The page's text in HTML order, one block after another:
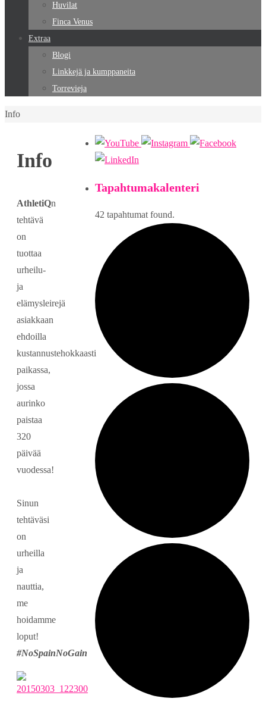
Huvilat
Finca Venus
Extraa
Blogi
Linkkejä ja kumppaneita
Torrevieja
Home
Info
Info
AthletiQn
tehtävä
on
tuottaa
urheilu-
ja
elämysleirejä
asiakkaan
ehdoilla
kustannustehokkaasti
paikassa,
jossa
aurinko
paistaa
320
päivää
vuodessa!
Sinun
tehtäväsi
on
urheilla
ja
nauttia,
me
hoidamme
loput!
#NoSpainNoGain
Tapahtumakalenteri
42 tapahtumat found.